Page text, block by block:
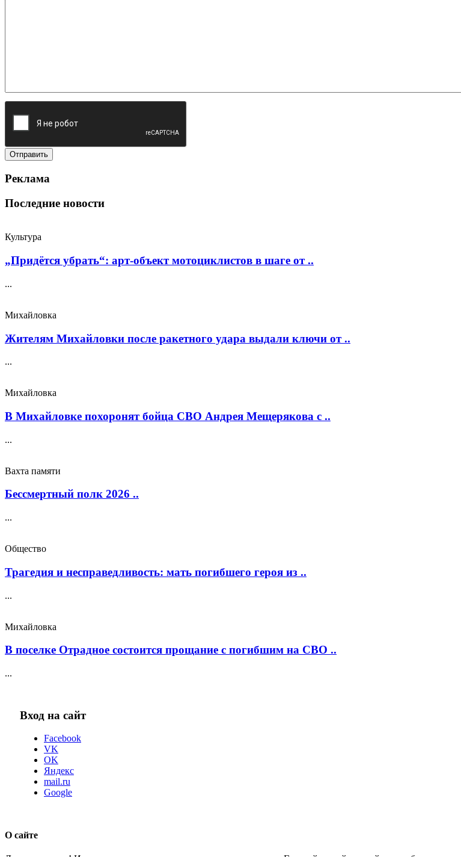
Реклама
Последние новости
Культура
„Придётся убрать“: арт‑объект мотоциклистов в шаге от ..
...
Михайловка
Жителям Михайловки после ракетного удара выдали ключи от ..
...
Михайловка
В Михайловке похоронят бойца СВО Андрея Мещерякова с ..
...
Вахта памяти
Бессмертный полк 2026 ..
...
Общество
Трагедия и несправедливость: мать погибшего героя из ..
...
Михайловка
В поселке Отрадное состоится прощание с погибшим на СВО ..
...
Вход на сайт
Facebook
VK
OK
Яндекс
mail.ru
Google
О сайте